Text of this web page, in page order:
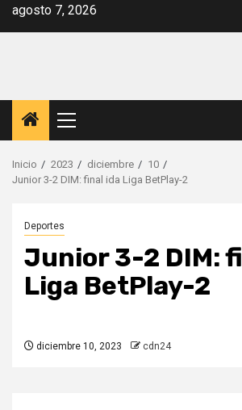
Saltar
agosto 7, 2026
Menú
principal
Inicio 2023 diciembre
10
Junior 3-2 DIM: final ida Liga BetPlay-2
Deportes
Junior 3-2 DIM:
Liga BetPlay-2
diciembre 10, 2023 cdn24